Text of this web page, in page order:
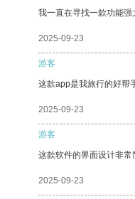
我一直在寻找一款功能
2025-09-23
游客
这款app是我旅行的好帮
2025-09-23
游客
这款软件的界面设计非常
2025-09-23